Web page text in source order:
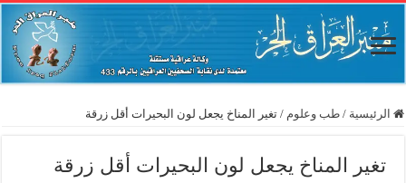
الرئيسية / طب وعلوم / تغير المناخ يجعل لون البحيرات أقل زرقة
تغير المناخ يجعل لون البحيرات أقل زرقة